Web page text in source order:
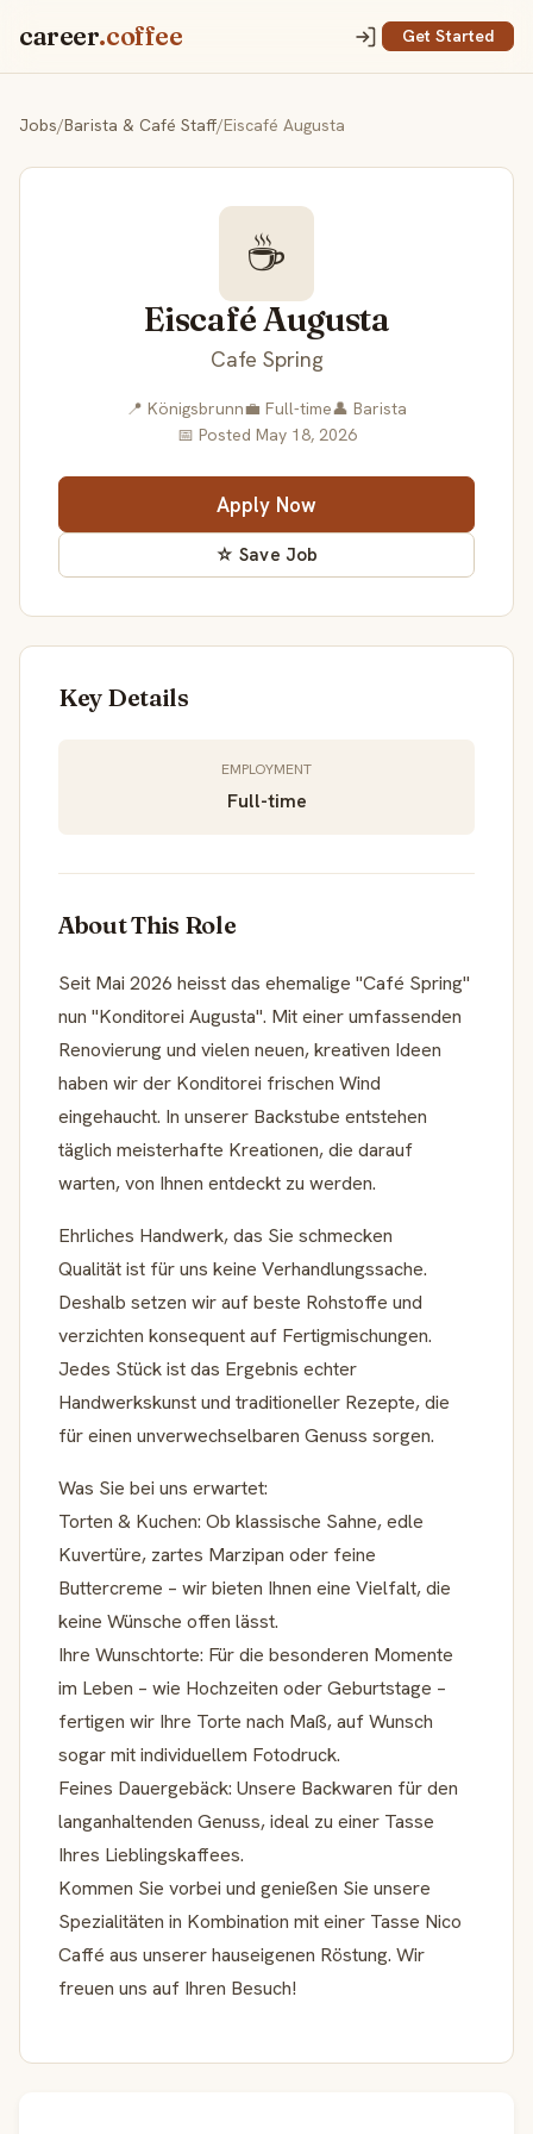
career.coffee Get Started
Jobs/Barista & Café Staff/Eiscafé Augusta
☕
Eiscafé Augusta
Cafe Spring
📍 Königsbrunn💼 Full-time👤 Barista
📅 Posted May 18, 2026
Apply Now
☆ Save Job
Key Details
EMPLOYMENT
Full-time
About This Role
Seit Mai 2026 heisst das ehemalige "Café Spring"
nun "Konditorei Augusta". Mit einer umfassenden
Renovierung und vielen neuen, kreativen Ideen
haben wir der Konditorei frischen Wind
eingehaucht. In unserer Backstube entstehen
täglich meisterhafte Kreationen, die darauf
warten, von Ihnen entdeckt zu werden.
Ehrliches Handwerk, das Sie schmecken
Qualität ist für uns keine Verhandlungssache.
Deshalb setzen wir auf beste Rohstoffe und
verzichten konsequent auf Fertigmischungen.
Jedes Stück ist das Ergebnis echter
Handwerkskunst und traditioneller Rezepte, die
für einen unverwechselbaren Genuss sorgen.
Was Sie bei uns erwartet:
Torten & Kuchen: Ob klassische Sahne, edle
Kuvertüre, zartes Marzipan oder feine
Buttercreme – wir bieten Ihnen eine Vielfalt, die
keine Wünsche offen lässt.
Ihre Wunschtorte: Für die besonderen Momente
im Leben – wie Hochzeiten oder Geburtstage –
fertigen wir Ihre Torte nach Maß, auf Wunsch
sogar mit individuellem Fotodruck.
Feines Dauergebäck: Unsere Backwaren für den
langanhaltenden Genuss, ideal zu einer Tasse
Ihres Lieblingskaffees.
Kommen Sie vorbei und genießen Sie unsere
Spezialitäten in Kombination mit einer Tasse Nico
Caffé aus unserer hauseigenen Röstung. Wir
freuen uns auf Ihren Besuch!